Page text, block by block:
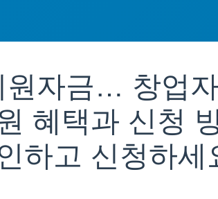
원자금… 창업
혜택과 신청
하고 신청하세